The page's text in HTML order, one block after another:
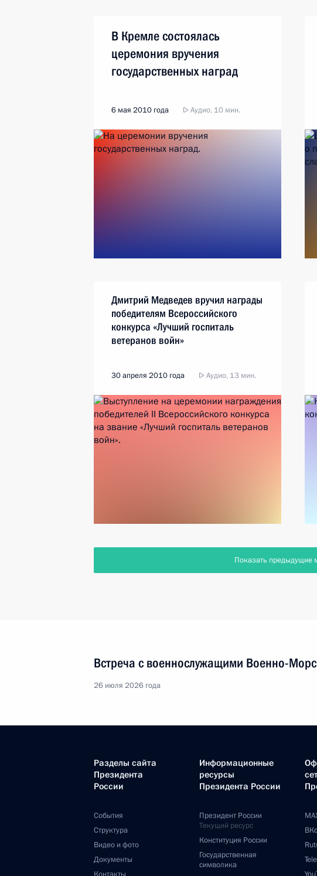
В Кремле состоялась
церемония вручения
государственных наград
6 мая 2010 года Аудио, 10 мин.
Дмитрий Медведев вручил награды
победителям Всероссийского
конкурса «Лучший госпиталь
ветеранов войн»
30 апреля 2010 года Аудио, 13 мин.
Показать предыдущие
Встреча с военнослужащими Военно-
26 июля 2026 года
Разделы сайта
Президента
России
События
Структура
Видео и фото
Документы
Информационные
ресурсы
Президента России
Президент России
Текущий ресурс
Конституция России
Государственная
символика